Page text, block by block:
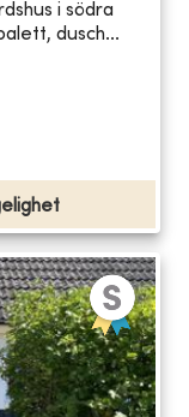
i södra
dusch...